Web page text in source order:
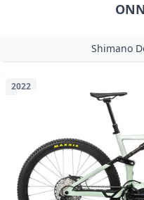
Shimano
2022